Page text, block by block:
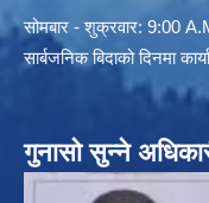
सोमबार - शुक्रवार: 9:00
सार्बजनिक बिदाको दिनमा
गुनासो सुन्ने